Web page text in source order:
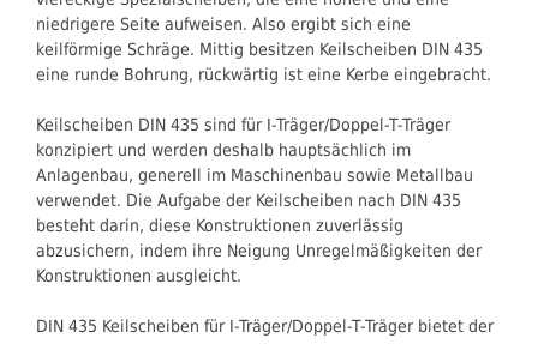
niedrigere Seite aufweisen. Also ergibt sich eine
keilförmige Schräge. Mittig besitzen Keilscheiben DIN 435
eine runde Bohrung, rückwärtig ist eine Kerbe eingebracht.
Keilscheiben DIN 435 sind für I-Träger/Doppel-T-Träger
konzipiert und werden deshalb hauptsächlich im
Anlagenbau, generell im Maschinenbau sowie Metallbau
verwendet. Die Aufgabe der Keilscheiben nach DIN 435
besteht darin, diese Konstruktionen zuverlässig
abzusichern, indem ihre Neigung Unregelmäßigkeiten der
Konstruktionen ausgleicht.
DIN 435 Keilscheiben für I-Träger/Doppel-T-Träger bietet der